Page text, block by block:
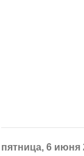
пятница, 6 июня